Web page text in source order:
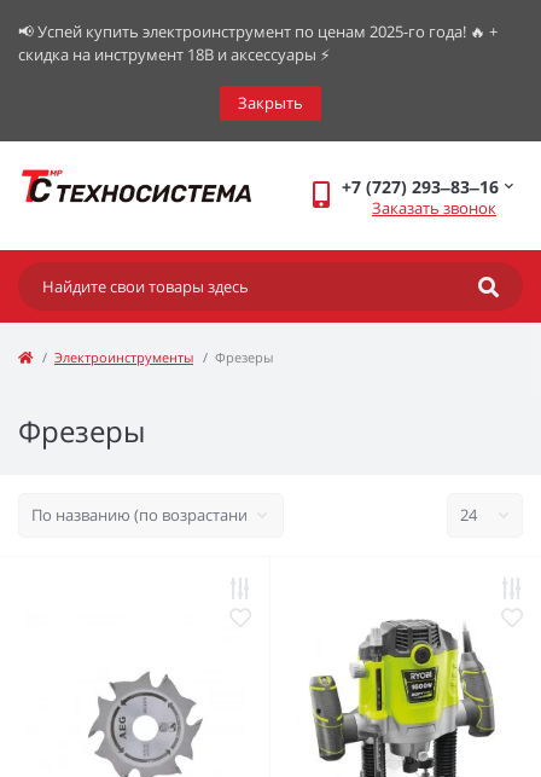
📢 Успей купить электроинструмент по ценам 2025-го года! 🔥 +
скидка на инструмент 18В и аксессуары ⚡️
Закрыть
+7 (727) 293‒83‒16
Заказать звонок
Электроинструменты Фрезеры
Фрезеры